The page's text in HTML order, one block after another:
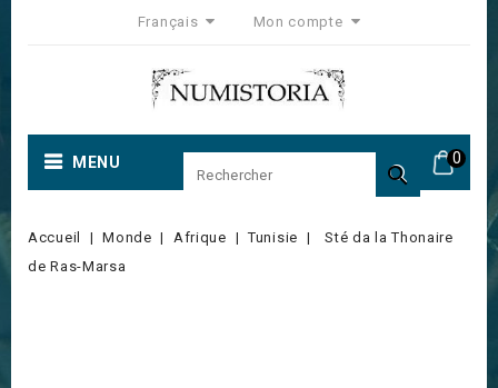
Français Mon compte
0
MENU 
Accueil Monde Afrique Tunisie
Sté da la Thonaire
de Ras-Marsa